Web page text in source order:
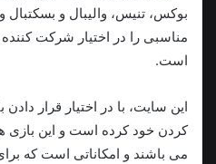
بوکس، تنیس، والیبال و
مناسبی را در اختیار شرکت
است.
این سایت، با در اختیار قرار
کردن خود کرده است و این بازی
می باشند و امکاناتی است که